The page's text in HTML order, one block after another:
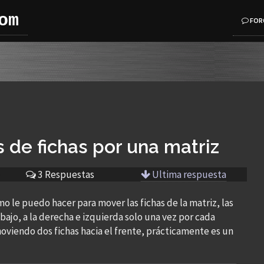
fichas por una matriz
3 Respuestas Ultima respuesta
le puedo hacer para mover las fichas de la matriz, las
a la derecha e izquierda solo una vez por cada
dos fichas hacia el frente, prácticamente es un